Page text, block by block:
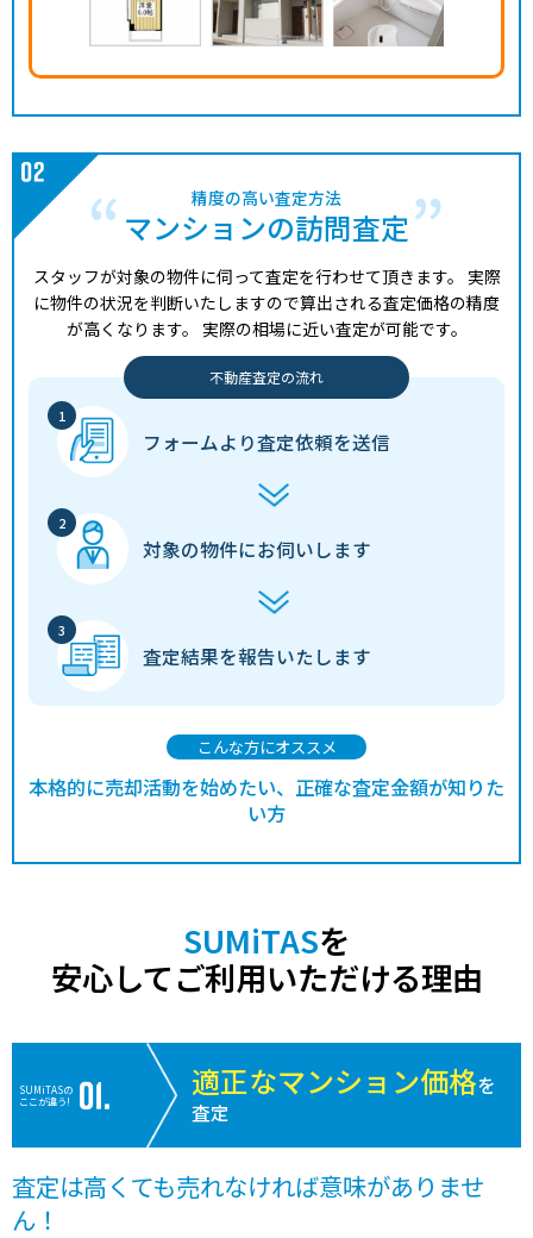
精度の高い査定方法
マンションの訪問査定
スタッフが対象の物件に伺って査定を行わせて頂きます。 実際
に物件の状況を判断いたしますので算出される査定価格の精度
が高くなります。 実際の相場に近い査定が可能です。
不動産査定の流れ
フォームより査定依頼を送信
対象の物件にお伺いします
査定結果を報告いたします
こんな方にオススメ
本格的に売却活動を始めたい、正確な査定金額が知りた
い方
SUMiTASを
安心してご利用いただける理由
SUMiTASの
ここが違う!
適正なマンション価格を
査定
査定は高くても売れなければ意味がありませ
ん！